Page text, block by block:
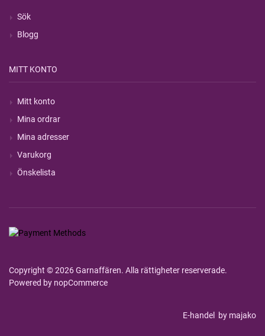
Sök
Blogg
MITT KONTO
Mitt konto
Mina ordrar
Mina adresser
Varukorg
Önskelista
Copyright © 2026 Garnaffären. Alla rättigheter reserverade.
Powered by nopCommerce
E-handel by majako